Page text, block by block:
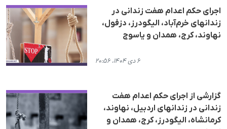
اجرای حکم اعدام هفت زندانی در
زندانهای خرم‌آباد، الیگودرز، دزفول،
نهاوند، کرج، همدان و یاسوج
۶ دی ۱۴۰۴، ۲۰:۵۶
گزارشی از اجرای حکم اعدام هفت
زندانی در زندانهای اردبیل، نهاوند،
کرمانشاە، الیگودرز، کرج، همدان و